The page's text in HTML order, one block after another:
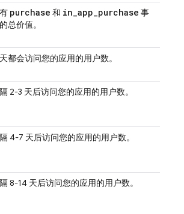
purchase 和 in_app_purchase 事
总价值。
都会访问您的应用的用户数。
2-3 天后访问您的应用的用户数。
4-7 天后访问您的应用的用户数。
8-14 天后访问您的应用的用户数。